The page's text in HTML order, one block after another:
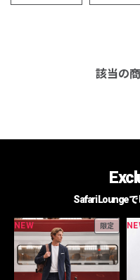
該当の
Safari Lounge
NEW 限定